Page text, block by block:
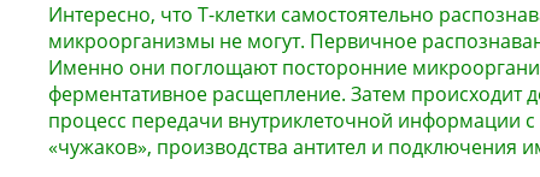
Интересно, что Т-клетки самостоятельно
микроорганизмы не могут. Первичное
Именно они поглощают посторонние
ферментативное расщепление. Затем происходит
процесс передачи внутриклеточной информации с
«чужаков», производства антител и подключения